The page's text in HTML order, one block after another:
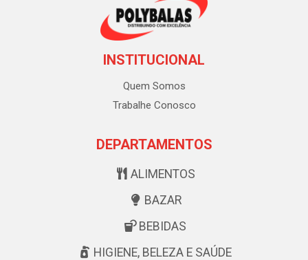
INSTITUCIONAL
Quem Somos
Trabalhe Conosco
DEPARTAMENTOS
ALIMENTOS
BAZAR
BEBIDAS
HIGIENE, BELEZA E SAÚDE